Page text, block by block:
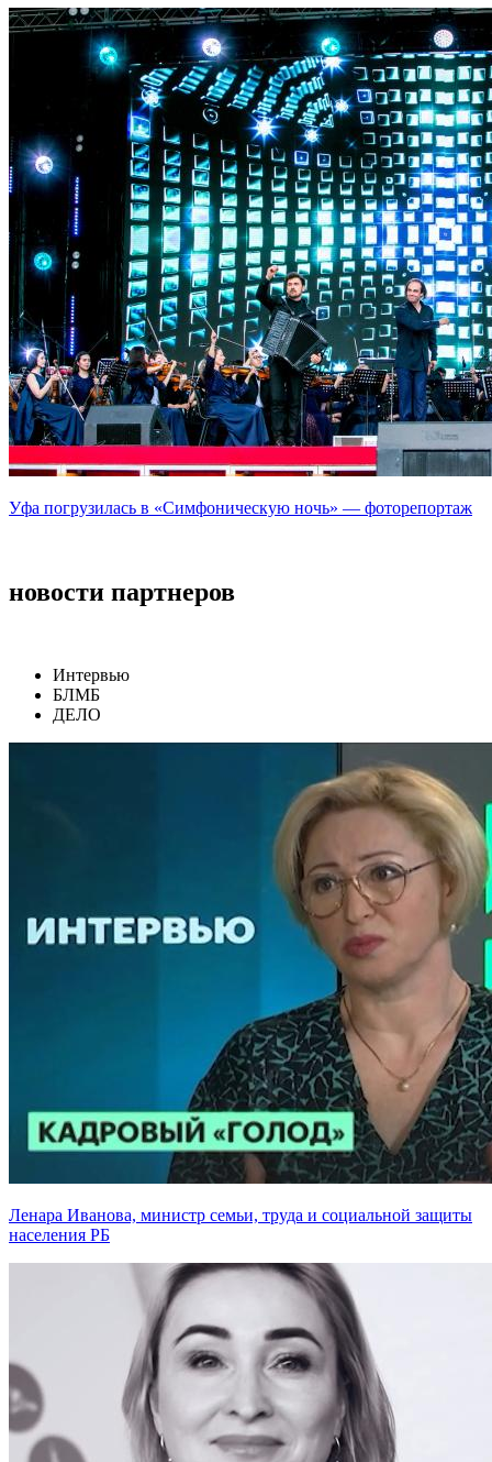
Уфа погрузилась в «Симфоническую ночь» — фоторепортаж
новости партнеров
Интервью
БЛМБ
ДЕЛО
Ленара Иванова, министр семьи, труда и социальной защиты
населения РБ